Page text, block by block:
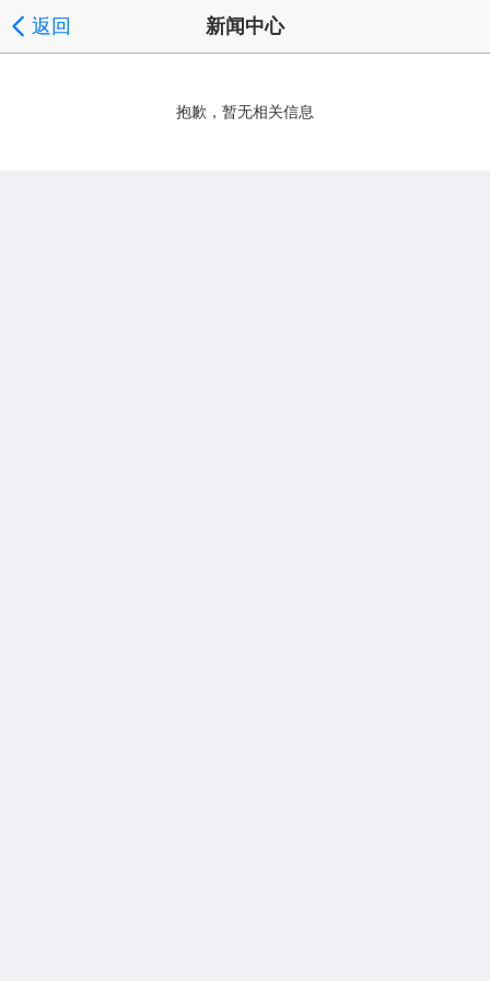
返回 新闻中心
抱歉，暂无相关信息